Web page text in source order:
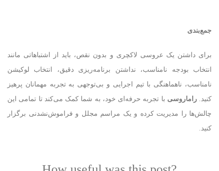
جمع‌بندی
برای داشتن یک عروسی لاکچری و بدون نقص، باید از اشتباهاتی مانند
انتخاب بودجه نامناسب، نداشتن برنامه‌ریزی دقیق، انتخاب لوکیشن
نامناسب، ناهماهنگی با تیم اجرایی و بی‌توجهی به تجربه مهمانان پرهیز
کنید.راماروسی با تجربه حرفه‌ای خود، به شما کمک می‌کند تا تمامی این
چالش‌ها را مدیریت کرده و یک مراسم مجلل و فراموش‌نشدنی برگزار
کنید.